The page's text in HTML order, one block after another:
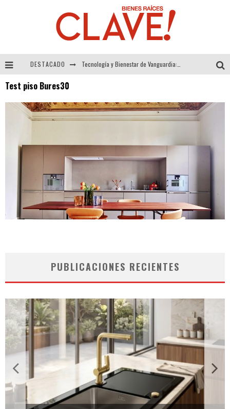
DESTACADO
Alexandra Bedoya – La Constancia detrás de La Paletería
Test piso Bures30
PUBLICACIONES RECIENTES